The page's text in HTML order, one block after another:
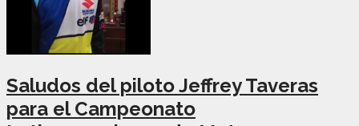
Saludos del piloto Jeffrey Taveras
para el Campeonato